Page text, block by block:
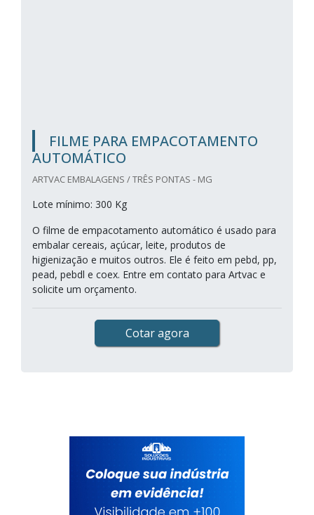
FILME PARA EMPACOTAMENTO
AUTOMÁTICO
ARTVAC EMBALAGENS / TRÊS PONTAS - MG
Lote mínimo: 300 Kg
O filme de empacotamento automático é usado para
embalar cereais, açúcar, leite, produtos de
higienização e muitos outros. Ele é feito em pebd, pp,
pead, pebdl e coex. Entre em contato para Artvac e
solicite um orçamento.
Cotar agora